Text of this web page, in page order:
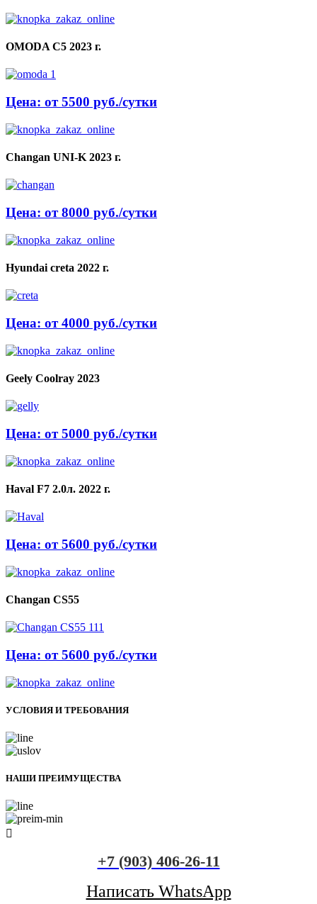
OMODA C5 2023 г.
Цена: от 5500 руб./сутки
Changan UNI-K 2023 г.
Цена: от 8000 руб./сутки
Hyundai creta 2022 г.
Цена: от 4000 руб./сутки
Geely Coolray 2023
Цена: от 5000 руб./сутки
Haval F7 2.0л. 2022 г.
Цена: от 5600 руб./сутки
Changan CS55
Цена: от 5600 руб./сутки
УСЛОВИЯ И ТРЕБОВАНИЯ
НАШИ ПРЕИМУЩЕСТВА
+7 (903) 406-26-11
Написать WhatsApp